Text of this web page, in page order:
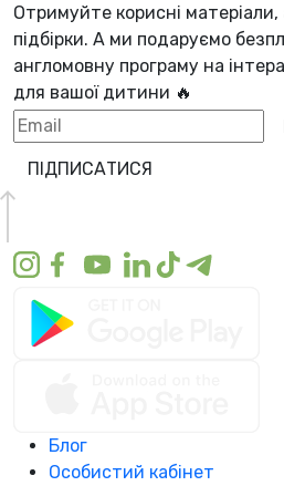
Отримуйте корисні матеріали,
підбірки. А ми подаруємо
англомовну програму на
для вашої дитини 🔥
ПІДПИСАТИСЯ
Блог
Особистий кабінет